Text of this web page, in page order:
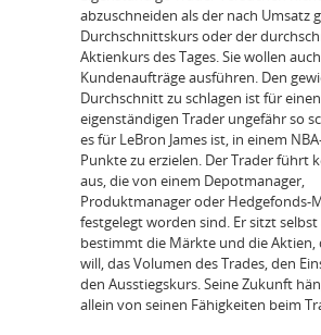
abzuschneiden als der nach Umsatz
Durchschnittskurs oder der
Aktienkurs des Tages. Sie wollen
Kundenaufträge ausführen. Den
Durchschnitt zu schlagen ist für einen
eigenständigen Trader ungefähr so
es für LeBron James ist, in einem
Punkte zu erzielen. Der Trader führt
aus, die von einem Depotmanager,
Produktmanager oder Hedgefonds-
festgelegt worden sind. Er sitzt
bestimmt die Märkte und die Aktien,
will, das Volumen des Trades, den
den Ausstiegskurs. Seine Zukunft
allein von seinen Fähigkeiten beim